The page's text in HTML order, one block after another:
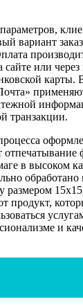
вариант
сайте или
карты.
транзакции.
отпечатывание
в высоком
размером
продукт,
и